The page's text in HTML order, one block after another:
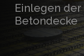
Einlegen
Betondecke